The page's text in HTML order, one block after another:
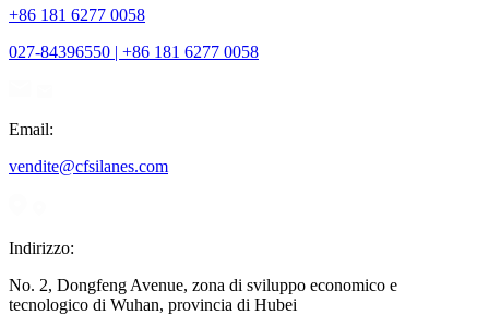
+86 181 6277 0058
027-84396550 | +86 181 6277 0058
Email:
vendite@cfsilanes.com
Indirizzo:
No. 2, Dongfeng Avenue, zona di sviluppo economico e
tecnologico di Wuhan, provincia di Hubei